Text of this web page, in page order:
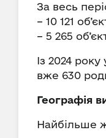
За весь
– 10 121
– 5 265
Із 2024
вже 630
Географія
Найбільше